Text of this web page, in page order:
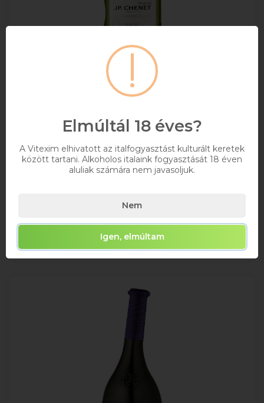
JP.Chenet Colombard-Sauvignon Francia
Fehérbor 0.75l
2 274 Ft
Kosárba
Elmúltál 18 éves?
A Vitexim elhivatott az italfogyasztást kulturált keretek
között tartani. Alkoholos italaink fogyasztását 18 éven
aluliak számára nem javasoljuk.
Nem
Igen, elmúltam